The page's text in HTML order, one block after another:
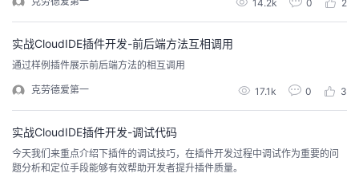
14.2k 0 2
实战CloudIDE插件开发-前后端方法互相调用
通过样例插件展示前后端方法的相互调用
克劳德爱第一 17.1k 0 3
实战CloudIDE插件开发-调试代码
今天我们来重点介绍下插件的调试技巧，在插件开发过程中调试作为重要的问
题分析和定位手段能够有效帮助开发者提升插件质量。